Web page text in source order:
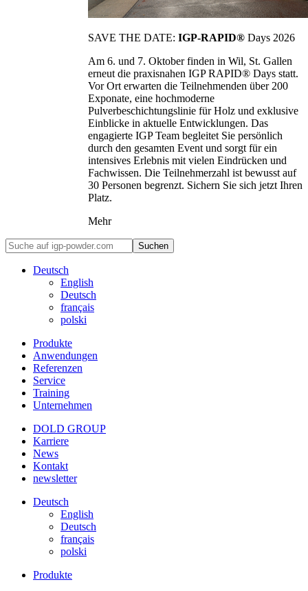
SAVE THE DATE: IGP-RAPID® Days 2026
Am 6. und 7. Oktober finden in Wil, St. Gallen
erneut die praxisnahen IGP RAPID® Days statt.
Vor Ort erwarten die Teilnehmenden über 200
Exponate, eine hochmoderne
Pulverbeschichtungslinie für Holz und exklusive
Einblicke in aktuelle Entwicklungen. Das
engagierte IGP Team begleitet Sie persönlich
durch den gesamten Event und sorgt für ein
intensives Erlebnis mit vielen Eindrücken und
Fachwissen. Die Teilnehmerzahl ist bewusst auf
30 Personen begrenzt. Sichern Sie sich jetzt Ihren
Platz.
Mehr
Suchen
Deutsch
English
Deutsch
français
polski
Produkte
Anwendungen
Referenzen
Service
Training
Unternehmen
DOLD GROUP
Karriere
News
Kontakt
newsletter
Deutsch
English
Deutsch
français
polski
Produkte